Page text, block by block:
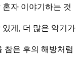
자 이야기하는 것
게, 더 많은 악기가
참은 후의 해방처럼